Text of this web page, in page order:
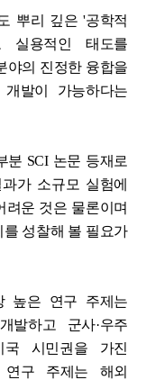
뿌리 깊은 '공학적
실용적인 태도를
야의 진정한 융합을
발이 가능하다는
분 SCI 논문 등재로
가 소규모 실험에
려운 것은 물론이며
성찰해 볼 필요가
높은 연구 주제는
하고 군사·우주
시민권을 가진
구 주제는 해외